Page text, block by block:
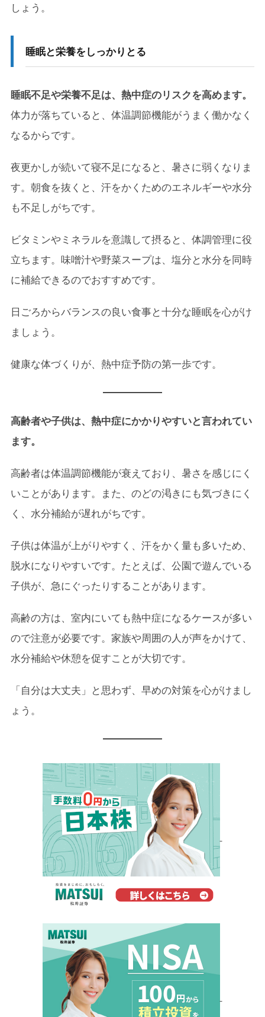
しょう。
睡眠と栄養をしっかりとる
睡眠不足や栄養不足は、熱中症のリスクを高めます。
体力が落ちていると、体温調節機能がうまく働かなく
なるからです。
夜更かしが続いて寝不足になると、暑さに弱くなりま
す。朝食を抜くと、汗をかくためのエネルギーや水分
も不足しがちです。
ビタミンやミネラルを意識して摂ると、体調管理に役
立ちます。味噌汁や野菜スープは、塩分と水分を同時
に補給できるのでおすすめです。
日ごろからバランスの良い食事と十分な睡眠を心がけ
ましょう。
健康な体づくりが、熱中症予防の第一歩です。
高齢者や子供は、熱中症にかかりやすいと言われてい
ます。
高齢者は体温調節機能が衰えており、暑さを感じにく
いことがあります。また、のどの渇きにも気づきにく
く、水分補給が遅れがちです。
子供は体温が上がりやすく、汗をかく量も多いため、
脱水になりやすいです。たとえば、公園で遊んでいる
子供が、急にぐったりすることがあります。
高齢の方は、室内にいても熱中症になるケースが多い
ので注意が必要です。家族や周囲の人が声をかけて、
水分補給や休憩を促すことが大切です。
「自分は大丈夫」と思わず、早めの対策を心がけまし
ょう。